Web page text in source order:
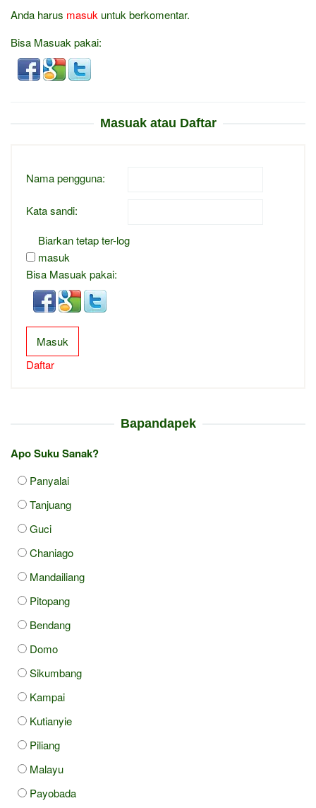
Anda harus masuk untuk berkomentar.
Bisa Masuak pakai:
Masuak atau Daftar
Nama pengguna:
Kata sandi:
Biarkan tetap ter-log
masuk
Bisa Masuak pakai:
Masuk
Daftar
Bapandapek
Apo Suku Sanak?
Panyalai
Tanjuang
Guci
Chaniago
Mandailiang
Pitopang
Bendang
Domo
Sikumbang
Kampai
Kutianyie
Piliang
Malayu
Payobada